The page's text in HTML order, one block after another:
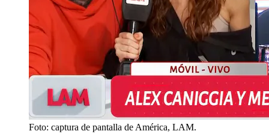
Foto: captura de pantalla de América, LAM.